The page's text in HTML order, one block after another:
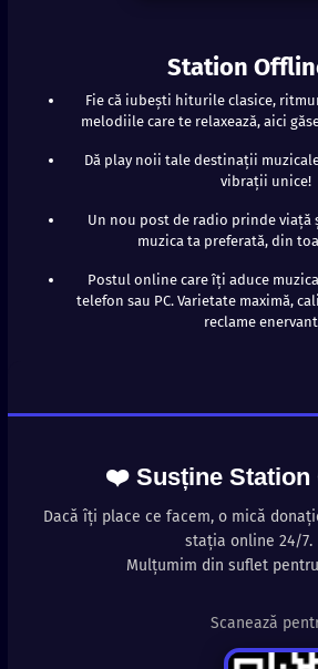
Station
Fie că iubești hiturile clasice,
melodiile care te relaxează, aici
Dă play noii tale destinații
vibrații unice!
Un nou post de radio prinde viață
muzica ta preferată, din
Postul online care îți aduce
telefon sau PC. Varietate maximă,
reclame
❤️ Susține Station
Dacă îți place ce facem, o mică
stația online 24/7.
Mulțumim din suflet
Scanează